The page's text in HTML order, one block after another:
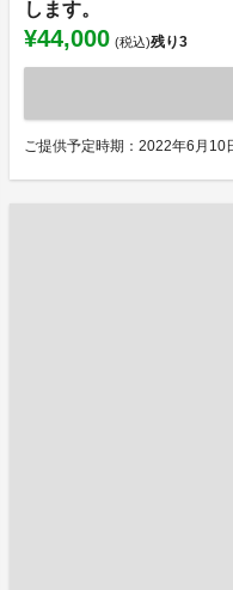
します。
¥44,000 (税込)残り3
ご提供予定時期：2022年6月